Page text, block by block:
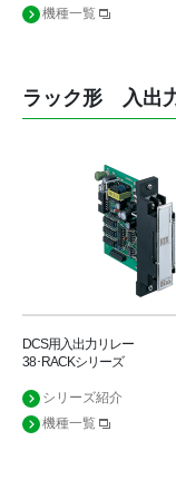
機種一覧
ラック形 入出
DCS用入出力リレー
38･RACKシリーズ
シリーズ紹介
機種一覧